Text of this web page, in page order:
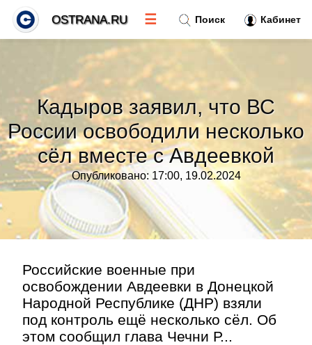
Кадыров заявил, что ВС
России освободили несколько
сёл вместе с Авдеевкой
Опубликовано: 17:00, 19.02.2024
Российские военные при
освобождении Авдеевки в Донецкой
Народной Республике (ДНР) взяли
под контроль ещё несколько сёл. Об
этом сообщил глава Чечни Р...
Поиск Кабинет
OSTRANA.RU ☰
Тренды новостей »
Рубрики»
Правила
Контакт»